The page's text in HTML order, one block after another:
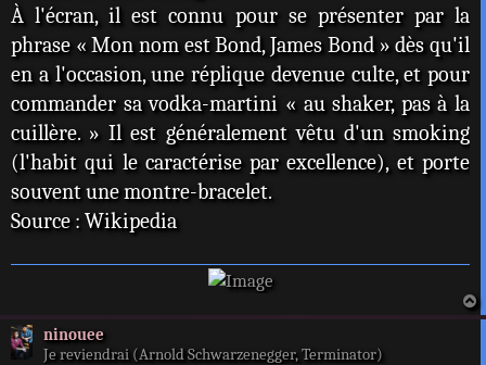
À l'écran, il est connu pour se présenter par la
phrase « Mon nom est Bond, James Bond » dès qu'il
en a l'occasion, une réplique devenue culte, et pour
commander sa vodka-martini « au shaker, pas à la
cuillère. » Il est généralement vêtu d'un smoking
(l'habit qui le caractérise par excellence), et porte
souvent une montre-bracelet.
Source : Wikipedia
a
ninouee
Je reviendrai (Arnold Schwarzenegger, Terminator)